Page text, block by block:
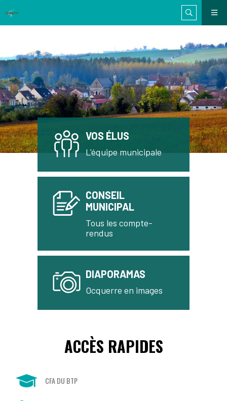
VOS ÉLUS
L'équipe municipale
CONSEIL
MUNICIPAL
Tous les compte-
rendus
DIAPORAMAS
Ocquerre en images
ACCÈS RAPIDES
CFA DU BTP